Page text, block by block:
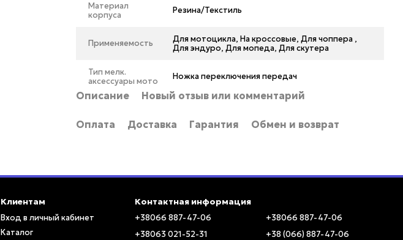
Материал
корпуса
Резина/Текстиль
Применяемость
Для мотоцикла, На кроссовые, Для чоппера ,
Для эндуро, Для мопеда, Для скутера
Тип мелк.
аксессуары мото
Ножка переключения передач
Описание Новый отзыв или комментарий
Оплата Доставка Гарантия Обмен и возврат
Клиентам
Вход в личный кабинет
Каталог
Контактная информация
+38066 887-47-06
+38063 021-52-31
+38066 887-47-06
+38 (066) 887-47-06